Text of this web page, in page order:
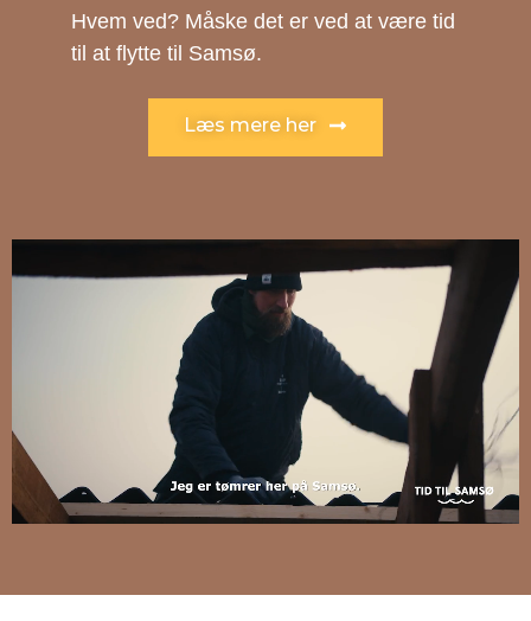
Hvem ved? Måske det er ved at være tid
til at flytte til Samsø.
Læs mere her